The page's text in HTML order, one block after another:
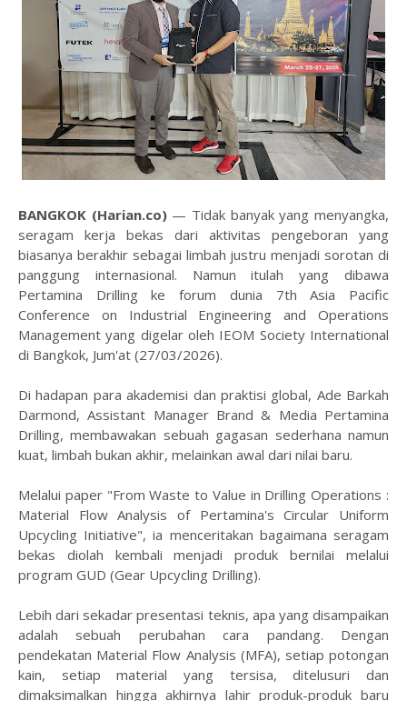
BANGKOK (Harian.co)— Tidak banyak yang menyangka,
seragam kerja bekas dari aktivitas pengeboran yang
biasanya berakhir sebagai limbah justru menjadi sorotan di
panggung internasional. Namun itulah yang dibawa
Pertamina Drilling ke forum dunia 7th Asia Pacific
Conference on Industrial Engineering and Operations
Management yang digelar oleh IEOM Society International
di Bangkok, Jum'at (27/03/2026).
Di hadapan para akademisi dan praktisi global, Ade Barkah
Darmond, Assistant Manager Brand & Media Pertamina
Drilling, membawakan sebuah gagasan sederhana namun
kuat, limbah bukan akhir, melainkan awal dari nilai baru.
Melalui paper "From Waste to Value in Drilling Operations :
Material Flow Analysis of Pertamina's Circular Uniform
Upcycling Initiative", ia menceritakan bagaimana seragam
bekas diolah kembali menjadi produk bernilai melalui
program GUD (Gear Upcycling Drilling).
Lebih dari sekadar presentasi teknis, apa yang disampaikan
adalah sebuah perubahan cara pandang. Dengan
pendekatan Material Flow Analysis (MFA), setiap potongan
kain, setiap material yang tersisa, ditelusuri dan
dimaksimalkan hingga akhirnya lahir produk-produk baru